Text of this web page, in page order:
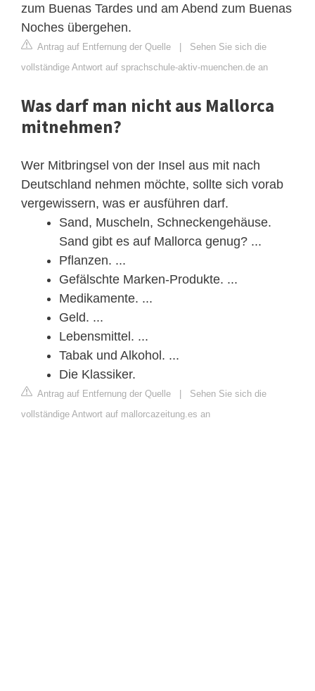
zum Buenas Tardes und am Abend zum Buenas
Noches übergehen.
Antrag auf Entfernung der Quelle | Sehen Sie sich die
vollständige Antwort auf sprachschule-aktiv-muenchen.de an
Was darf man nicht aus Mallorca
mitnehmen?
Wer Mitbringsel von der Insel aus mit nach
Deutschland nehmen möchte, sollte sich vorab
vergewissern, was er ausführen darf.
Sand, Muscheln, Schneckengehäuse.
Sand gibt es auf Mallorca genug? ...
Pflanzen. ...
Gefälschte Marken-Produkte. ...
Medikamente. ...
Geld. ...
Lebensmittel. ...
Tabak und Alkohol. ...
Die Klassiker.
Antrag auf Entfernung der Quelle | Sehen Sie sich die
vollständige Antwort auf mallorcazeitung.es an